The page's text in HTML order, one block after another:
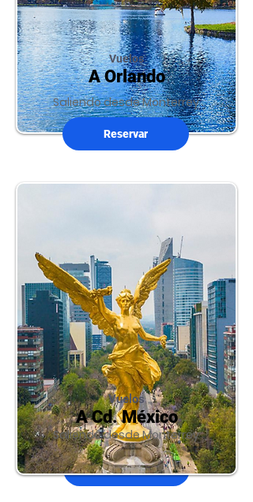
Vuelos
A Orlando
Saliendo desde Monterrey
Reservar
Reservar
Vuelos
A Cd. México
Saliendo desde Monterrey